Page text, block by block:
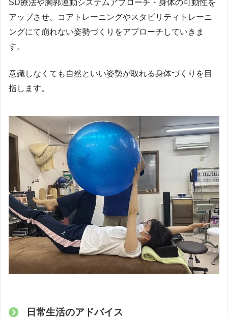
SD療法や胸郭運動システムアプローチ・身体の可動性を
アップさせ、コアトレーニングやスタビリティトレーニ
ングにて崩れない姿勢づくりをアプローチしていきま
す。
意識しなくても自然といい姿勢が取れる身体づくりを目
指します。
日常生活のアドバイス